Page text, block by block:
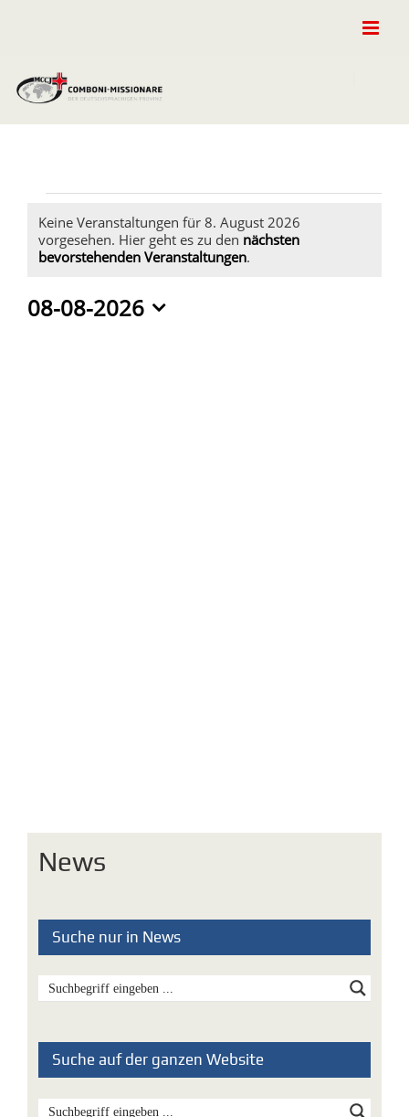
Veranstaltungen
für
8.
Hinweis
Keine Veranstaltungen für 8. August 2026
vorgesehen. Hier geht es zu den nächsten
bevorstehenden Veranstaltungen.
08-08-2026
News
Suche nur in News
Suche auf der ganzen Website